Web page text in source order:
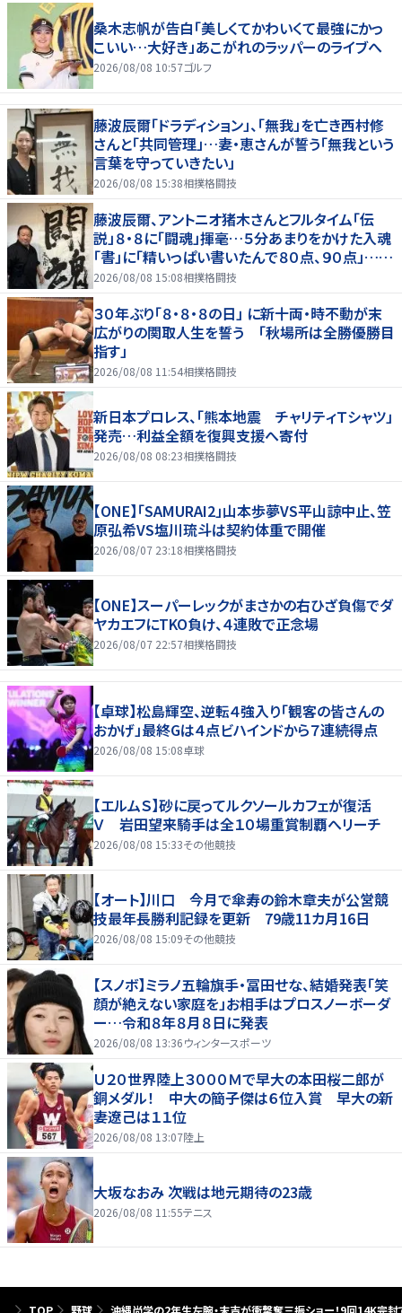
桑木志帆が告白「美しくてかわいくて最強にかっ
こいい…大好き」あこがれのラッパーのライブへ
2026/08/08 10:57ゴルフ
藤波辰爾「ドラディション」、「無我」を亡き西村修
さんと「共同管理」…妻・恵さんが誓う「無我という
言葉を守っていきたい」
2026/08/08 15:38相撲格闘技
藤波辰爾、アントニオ猪木さんとフルタイム「伝
説」８・８に「闘魂」揮毫…５分あまりをかけた入魂
「書」に「精いっぱい書いたんで８０点、９０点」…
「人間・藤波辰爾展」開催
2026/08/08 15:08相撲格闘技
３０年ぶり「８・８・８の日」 に新十両・時不動が末
広がりの関取人生を誓う 「秋場所は全勝優勝目
指す」
2026/08/08 11:54相撲格闘技
新日本プロレス、「熊本地震 チャリティＴシャツ」
発売…利益全額を復興支援へ寄付
2026/08/08 08:23相撲格闘技
【ONE】「SAMURAI2」山本歩夢VS平山諒中止、笠
原弘希VS塩川琉斗は契約体重で開催
2026/08/07 23:18相撲格闘技
【ONE】スーパーレックがまさかの右ひざ負傷でダ
ヤカエフにTKO負け、４連敗で正念場
2026/08/07 22:57相撲格闘技
【卓球】松島輝空、逆転４強入り「観客の皆さんの
おかげ」最終Gは４点ビハインドから７連続得点
2026/08/08 15:08卓球
【エルムＳ】砂に戻ってルクソールカフェが復活
Ｖ 岩田望来騎手は全１０場重賞制覇へリーチ
2026/08/08 15:33その他競技
【オート】川口 今月で傘寿の鈴木章夫が公営競
技最年長勝利記録を更新 79歳11カ月16日
2026/08/08 15:09その他競技
【スノボ】ミラノ五輪旗手・冨田せな、結婚発表「笑
顔が絶えない家庭を」お相手はプロスノーボーダ
ー…令和８年８月８日に発表
2026/08/08 13:36ウィンタースポーツ
Ｕ２０世界陸上３０００Ｍで早大の本田桜二郎が
銅メダル！ 中大の簡子傑は６位入賞 早大の新
妻遼己は１１位
2026/08/08 13:07陸上
大坂なおみ 次戦は地元期待の23歳
2026/08/08 11:55テニス